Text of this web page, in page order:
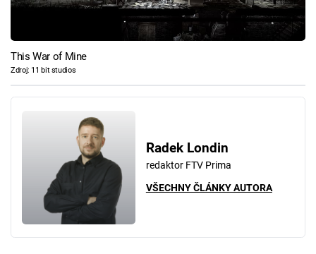
This War of Mine
Zdroj: 11 bit studios
Radek Londin
redaktor FTV Prima
VŠECHNY ČLÁNKY AUTORA